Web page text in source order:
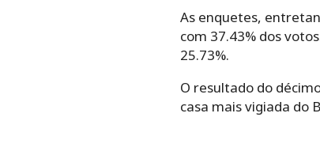
As enquetes,
com 37.43% dos
25.73%.
O resultado do
casa mais vigiada do